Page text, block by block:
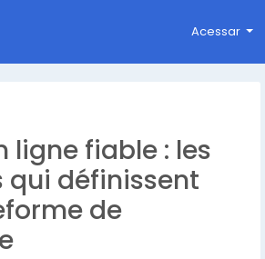
Acessar
ligne fiable : les
qui définissent
de